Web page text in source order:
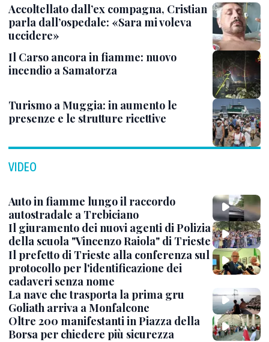
Accoltellato dall’ex compagna, Cristian
parla dall’ospedale: «Sara mi voleva
uccidere»
Il Carso ancora in fiamme: nuovo
incendio a Samatorza
Turismo a Muggia: in aumento le
presenze e le strutture ricettive
VIDEO
Auto in fiamme lungo il raccordo
autostradale a Trebiciano
Il giuramento dei nuovi agenti di Polizia
della scuola "Vincenzo Raiola" di Trieste
Il prefetto di Trieste alla conferenza sul
protocollo per l'identificazione dei
cadaveri senza nome
La nave che trasporta la prima gru
Goliath arriva a Monfalcone
Oltre 200 manifestanti in Piazza della
Borsa per chiedere più sicurezza